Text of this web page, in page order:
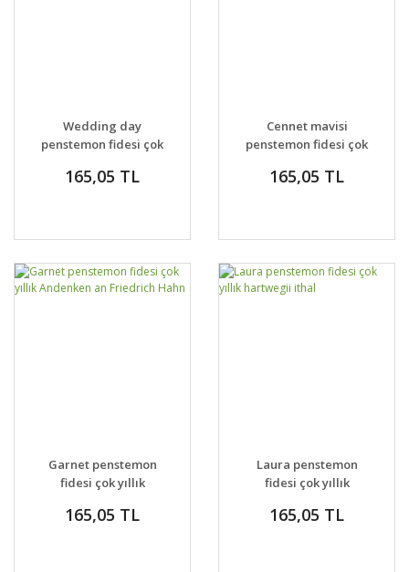
Wedding day
penstemon fidesi çok
165,05 TL
Cennet mavisi
penstemon fidesi çok
165,05 TL
Garnet penstemon
fidesi çok yıllık
Friedrich Hahn
165,05 TL
Laura penstemon
fidesi çok yıllık
165,05 TL